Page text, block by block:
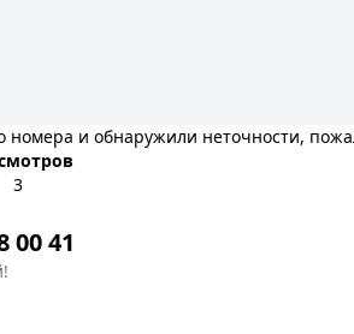
номера и обнаружили неточности,
3
00 41